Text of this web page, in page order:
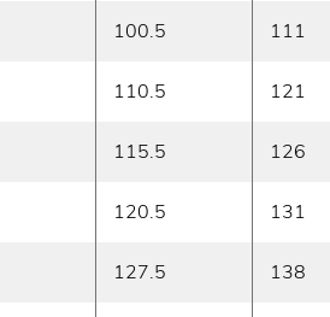
100.5 111
110.5 121
115.5 126
120.5 131
127.5 138